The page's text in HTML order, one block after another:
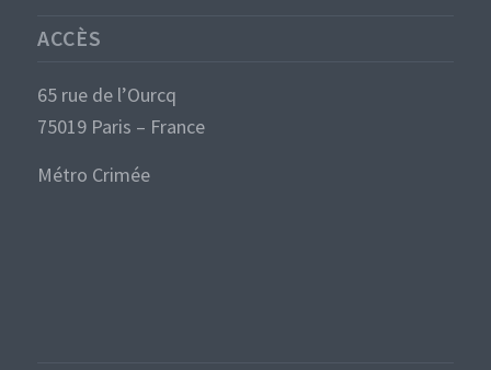
ACCÈS
65 rue de l’Ourcq
75019 Paris – France
Métro Crimée